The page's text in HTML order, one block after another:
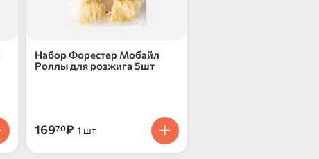
Набор Форестер Мобайл
Роллы для розжига 5шт
16970₽ 1 шт